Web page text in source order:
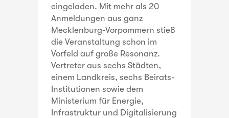
eingeladen. Mit mehr als 20
Anmeldungen aus ganz
Mecklenburg-Vorpommern stieß
die Veranstaltung schon im
Vorfeld auf große Resonanz.
Vertreter aus sechs Städten,
einem Landkreis, sechs Beirats-
Institutionen sowie dem
Ministerium für Energie,
Infrastruktur und Digitalisierung